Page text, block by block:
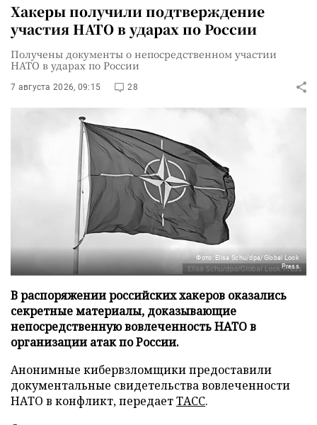
Хакеры получили подтверждение
участия НАТО в ударах по России
Получены документы о непосредственном участии
НАТО в ударах по России
7 августа 2026, 09:15 28
Фото: Elisa Schu/dpa/Global Look
Press
В распоряжении российских хакеров оказались
секретные материалы, доказывающие
непосредственную вовлеченность НАТО в
организации атак по России.
Анонимные кибервзломщики предоставили
документальные свидетельства вовлеченности
НАТО в конфликт, передаетТАСС.